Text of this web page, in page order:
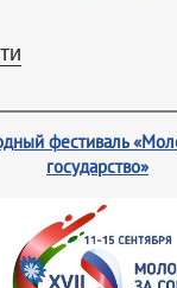
фестиваль
государство»